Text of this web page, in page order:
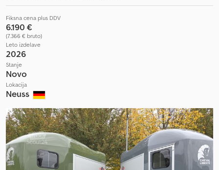
Fiksna cena plus DDV
6.190 €
(7.366 € bruto)
Leto izdelave
2026
Stanje
Novo
Lokacija
Neuss